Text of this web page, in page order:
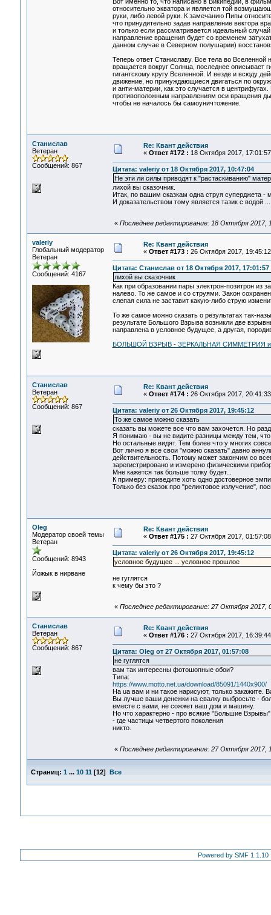
относительно экватора и является той
руки, либо левой руки. К замечанию Пипы
что принудительно задав направление вектора
и только если рассматривается идеальный
направление вращения будет со временем
данном случае в Северном полушарии)
Теперь ответ Станиславу. Все тела во
вращается вокруг Солнца, последнее описывает
гигантскому кругу Вселенной. И везде и всюду
движение, но принуждающиеся двигаться по
и анти-материи, как это случается в
противоположным направлениям оси вращения
чтобы не началось бы самоуничтожение.
Станислав
Ветеран
Сообщений: 867
Re: Квант действия
« Ответ #172 : 18 Октября 2017,
Цитата: valeriy от 18 Октября 2017, 10:47:04
Не эти ли силы приводят к "растаскиванию"
лихой вы сказочник.
Итак, по вашим сказкам одна струя суперджета -
И доказательством тому является тазик с водой
« Последнее редактирование: 18 Октября 2017,
valeriy
Глобальный модератор
Ветеран
Сообщений: 4167
Re: Квант действия
« Ответ #173 : 26 Октября 2017,
Цитата: Станислав от 18 Октября 2017, 17:01:57
лихой вы сказочник
Как при образовании пары электрон-позитрон из
налево. То же самое и со струями. Закон
слепая сила не заставит какую-либо струю
То же самое можно сказать о результатах так-
результате Большого Взрыва возникли две
направлена в условное будущее, а другая,
БОЛЬШОЙ ВЗРЫВ - ЗЕРКАЛЬНАЯ СИММЕТРИЯ
Станислав
Ветеран
Сообщений: 867
Re: Квант действия
« Ответ #174 : 26 Октября 2017,
Цитата: valeriy от 26 Октября 2017, 19:45:12
То же самое можно сказать
сказать вы можете все что вам захочется. Но
Я понимаю - вы не видите разницы между тем, что
Но остальные видят. Тем более что у многих
Вот лично я все свои "можно сказать" давно
действительность. Потому может закончим со
зарегистрировано и измерено физическими
Мне кажется так больше толку будет...
К примеру: приведите хоть одно достоверное
Только без сказок про "реликтовое излучение",
Oleg
Модератор своей темы
Ветеран
Сообщений: 8943
Йожык в нирване
Re: Квант действия
« Ответ #175 : 27 Октября 2017,
Цитата: valeriy от 26 Октября 2017, 19:45:12
условное будущее ... условное прошлое
не гуглятся
к чему бы это ?
« Последнее редактирование: 27 Октября 2017,
Станислав
Ветеран
Сообщений: 867
Re: Квант действия
« Ответ #176 : 27 Октября 2017,
Цитата: Oleg от 27 Октября 2017, 01:57:08
не гуглятся
вам так интересны фотошопные обои?
Типа:
https://www.motto.net.ua/download/85091/1440x900/
На ua вам и ни такое нарисуют, только закажите.
Вы лучше ваши денежки на свалку выбросьте -
вместе с вами, не сожжет ваш дом и машину.
Но что характерно - про всякие "Большие
- где частицы четвертого поколения
никто.
« Последнее редактирование: 27 Октября 2017,
Страниц: 1 ... 10 11 [12] Все
Powered by SMF 1.1.10